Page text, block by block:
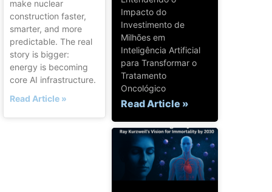
make nuclear
construction faster,
smarter, and more
predictable. The real
story is bigger:
energy is becoming
core AI infrastructure.
Read Article »
Impacto do
Investimento de
Milhões em
Inteligência Artificial
para Transformar o
Tratamento
Oncológico
Read Article »